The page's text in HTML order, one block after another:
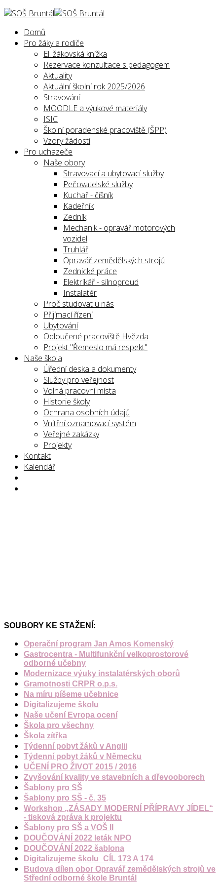
Domů
Pro žáky a rodiče
El. žákovská knížka
Rezervace konzultace s pedagogem
Aktuality
Aktuální školní rok 2025/2026
Stravování
MOODLE a výukové materiály
ISIC
Školní poradenské pracoviště (ŠPP)
Vzory žádostí
Pro uchazeče
Naše obory
Stravovací a ubytovací služby
Pečovatelské služby
Kuchař - číšník
Kadeřník
Zedník
Mechanik - opravář motorových
vozidel
Truhlář
Opravář zemědělských strojů
Zednické práce
Elektrikář - silnoproud
Instalatér
Proč studovat u nás
Přijímací řízení
Ubytování
Odloučené pracoviště Hvězda
Projekt "Řemeslo má respekt"
Naše škola
Úřední deska a dokumenty
Služby pro veřejnost
Volná pracovní místa
Historie školy
Ochrana osobních údajů
Vnitřní oznamovací systém
Veřejné zakázky
Projekty
Kontakt
Kalendář
SOUBORY KE STAŽENÍ:
Operační program Jan Amos Komenský
Gastrocentra - Multifunkční velkoprostorové
odborné učebny
Modernizace výuky instalatérských oborů
Gramotnosti CRPR o.p.s.
Na míru píšeme učebnice
Digitalizujeme školu
Naše učení Evropa ocení
Škola pro všechny
Škola zítřka
Týdenní pobyt žáků v Anglii
Týdenní pobyt žáků v Německu
UČENÍ PRO ŽIVOT 2015 / 2016
Zvyšování kvality ve stavebních a dřevooborech
Šablony pro SŠ
Šablony pro SŠ - č. 35
Workshop „ZÁSADY MODERNÍ PŘÍPRAVY JÍDEL“
- tisková zpráva k projektu
Šablony pro SŠ a VOŠ II
DOUČOVÁNÍ 2022 leták NPO
DOUČOVÁNÍ 2022 šablona
Digitalizujeme školu_CÍL 173 A 174
Budova dílen obor Opravář zemědělských strojů ve
Střední odborné škole Bruntál